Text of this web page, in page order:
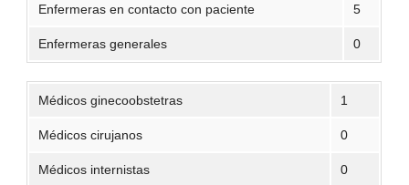
Enfermeras en contacto con paciente 5
Enfermeras generales 0
Médicos ginecoobstetras 1
Médicos cirujanos 0
Médicos internistas 0